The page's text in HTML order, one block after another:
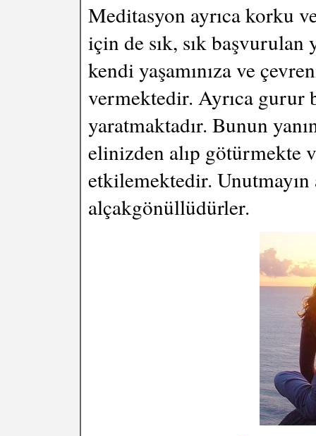
Meditasyon ayrıca korku
için de sık, sık
kendi yaşamınıza ve
vermektedir. Ayrıca gurur
yaratmaktadır. Bunun
elinizden alıp götürmekte
etkilemektedir.
alçakgönüllüdürler.